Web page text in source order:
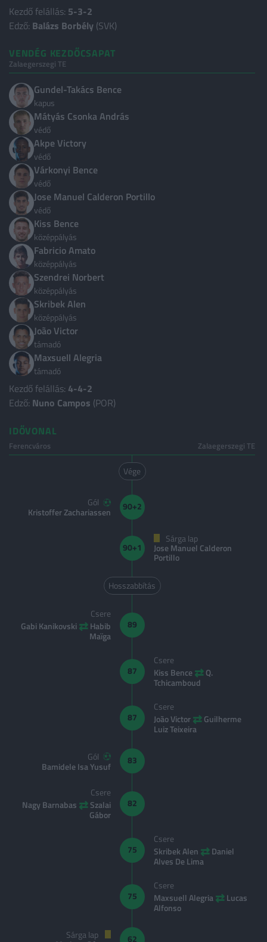
Ausztria
Azerbajdzsán
Belgium
Bosznia-Hercegovina 2
Brazília
Bulgária
Chile
Ciprus
Costa Rica
Csehország
Dánia
Dél-Korea
Ecuador
Egyesült Arab Emírségek
Több ország
Kezdő felállás: 5-3-2
Edző: Balázs Borbély (SVK)
VENDÉG KEZDŐCSAPAT
Zalaegerszegi TE
Gundel-Takács Bence
kapus
Mátyás Csonka András
védő
Akpe Victory
védő
Várkonyi Bence
védő
Jose Manuel Calderon Portillo
védő
Kiss Bence
középpályás
Fabricio Amato
középpályás
Szendrei Norbert
középpályás
Skribek Alen
középpályás
João Victor
támadó
Maxsuell Alegria
támadó
Kezdő felállás: 4-4-2
Edző: Nuno Campos (POR)
IDŐVONAL
Ferencváros Zalaegerszegi TE
Vége
Gól
Kristoffer Zachariassen
90+2
90+1
Sárga lap
Jose Manuel Calderon
Portillo
Hosszabbítás
Csere
Gabi Kanikovski ⇄ Habib
Maïga
89
87
Csere
Kiss Bence ⇄ Q.
Tchicamboud
87
Csere
João Victor ⇄ Guilherme
Luiz Teixeira
Gól
Bamidele Isa Yusuf
83
Csere
Nagy Barnabas ⇄ Szalai
Gábor
82
75
Csere
Skribek Alen ⇄ Daniel
Alves De Lima
75
Csere
Maxsuell Alegria ⇄ Lucas
Alfonso
Sárga lap 62